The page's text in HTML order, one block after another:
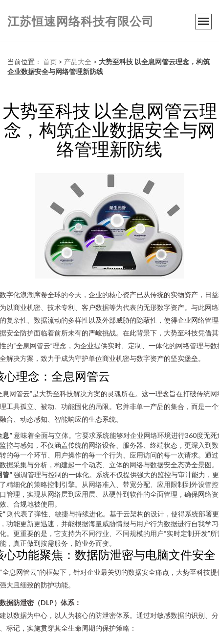
江苏恒速网络科技有限公司
当前位置： 首页 > 产品大全 > 大势至科技 以全息网管云理念，构筑
企业数据安全与网络管理新防线
大势至科技 以全息网管云理
念，构筑企业数据安全与网
络管理新防线
字化浪潮席卷全球的今天，企业的核心资产已从传统的实物资产，日
以商业机密、技术专利、客户数据等为代表的无形数字资产。与此网
复杂性、数据流动的多样性以及外部威胁的隐蔽性，使得企业网络管
安全防护面临着前所未有的严峻挑战。在此背景下，大势至科技凭借
的“全息网管云”理念，为企业提供实时、定制、一体化的网络管理与数
解决方案，致力于成为守护单位商业机密与数字资产的坚实堡垒。
心理念：全息网管云
息网管云”是大势至科技解决方案的灵魂所在。这一理念旨在打破传统网
工具孤立、被动、功能固化的局限。它并非单一产品的集合，而是一
合、动态感知、智能响应的生态系统。
息”意味着全面与立体。它要求系统能够对企业网络环境进行360度无死
控与感知，不仅涵盖传统的网络设备、服务器、终端状态，更深入到
的每一个环节、用户操作的每一个行为、应用访问的每一次请求。通
据采集与分析，构建起一个动态、立体的网络与数据安全态势全景图。
管”强调管理与控制的一体化。系统不仅提供强大的监控与审计能力，
精细化的策略控制引擎。从网络准入、带宽分配、应用限制到外设管
管理，实现从网络层到应用层、从硬件到软件的全面管理，确保网络
、合规地被使用。
” 则代表了弹性、敏捷与持续进化。基于云架构的设计，使得系统部署
功能更新更迅速，并能根据海量威胁情报与用户行为数据进行自我学
。更重要的是，它支持为不同行业、不同规模的用户“实时定制开发”所
，真正做到按需服务，随业务而变。
心功能聚焦：数据防泄密与电脑文件安全
全息网管云”的框架下，针对企业最关切的数据安全痛点，大势至科技提
大且细致的防护功能。
据防泄密（DLP）体系：
以数据为中心，以人为核心的防泄密体系。通过对敏感数据的识别、分
标记，实施贯穿其全生命周期的保护策略：